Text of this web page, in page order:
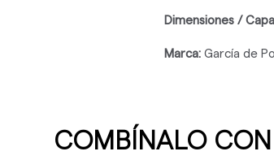
Dimensiones /
Marca:García de
COMBÍNALO CON